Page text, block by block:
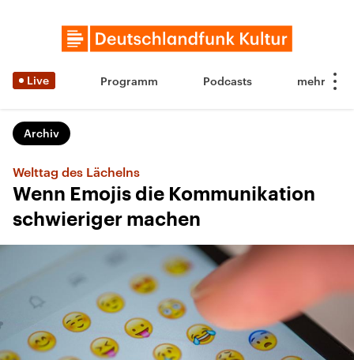
Live Programm Podcasts
Archiv
Welttag des Lächelns
Wenn Emojis die Kommunikation
schwieriger machen